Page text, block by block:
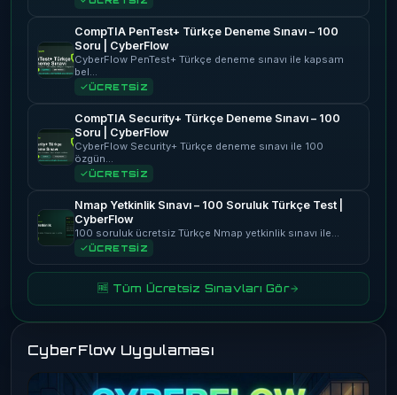
CompTIA PenTest+ Türkçe Deneme Sınavı – 100
Soru | CyberFlow
CyberFlow PenTest+ Türkçe deneme sınavı ile kapsam
bel…
ÜCRETSİZ
CompTIA Security+ Türkçe Deneme Sınavı – 100
Soru | CyberFlow
CyberFlow Security+ Türkçe deneme sınavı ile 100
özgün…
ÜCRETSİZ
Nmap Yetkinlik Sınavı – 100 Soruluk Türkçe Test |
CyberFlow
100 soruluk ücretsiz Türkçe Nmap yetkinlik sınavı ile…
ÜCRETSİZ
🆓 Tüm Ücretsiz Sınavları Gör
CyberFlow Uygulaması